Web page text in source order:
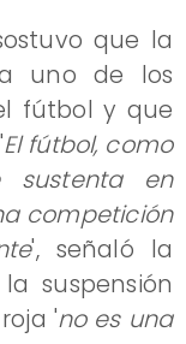
que la
uno de los
fútbol y que
El fútbol, como
sustenta en
competición
', señaló la
suspensión
'no es una